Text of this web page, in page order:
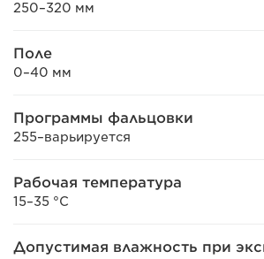
250–320 мм
Поле
0–40 мм
Программы фальцовки
255–варьируется
Рабочая температура
15–35 °C
Допустимая влажность при